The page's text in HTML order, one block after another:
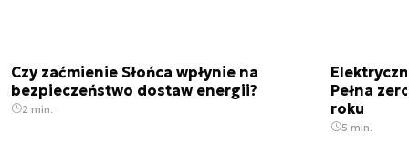
Czy zaćmienie Słońca wpłynie na
bezpieczeństwo dostaw energii?
2 min.
Pełna
roku
5 min.